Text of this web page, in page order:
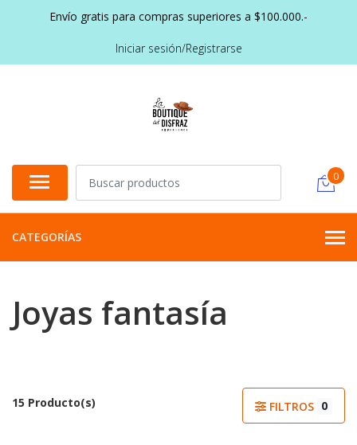
Envío gratis para compras superiores a $100.000.-
Iniciar sesión/Registrarse
0
CATEGORÍAS
Joyas fantasía
15 Producto(s) FILTROS 0